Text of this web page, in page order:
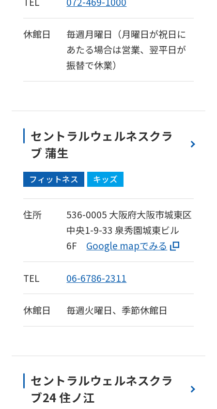
休館日
毎週月曜日（月曜日が祝日に
あたる場合は営業、翌平日が
振替で休業）
セントラルウェルネスクラ
ブ 蒲生
フィットネス キッズ
住所 536-0005 大阪府大阪市城東区
中央1-9-33 泉秀園城東ビル
6F
Google mapでみる
TEL 06-6786-2311
休館日 毎週火曜日、季節休館日
セントラルウェルネスクラ
ブ24 住ノ江
For
foreigners